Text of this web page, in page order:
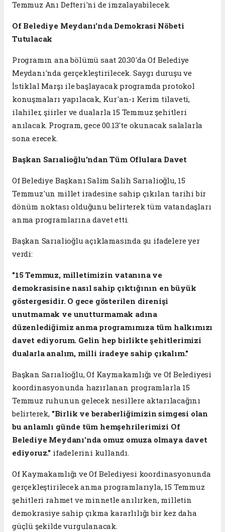
Temmuz Anı Defteri'ni de imzalayabilecek.
Of Belediye Meydanı'nda Demokrasi Nöbeti
Tutulacak
Programın ana bölümü saat 20.30'da Of Belediye
Meydanı'nda gerçekleştirilecek. Saygı duruşu ve
İstiklal Marşı ile başlayacak programda protokol
konuşmaları yapılacak, Kur'an-ı Kerim tilaveti,
ilahiler, şiirler ve dualarla 15 Temmuz şehitleri
anılacak. Program, gece 00.13'te okunacak salalarla
sona erecek.
Başkan Sarıalioğlu'ndan Tüm Oflulara Davet
Of Belediye Başkanı Salim Salih Sarıalioğlu, 15
Temmuz'un millet iradesine sahip çıkılan tarihi bir
dönüm noktası olduğunu belirterek tüm vatandaşları
anma programlarına davet etti.
Başkan Sarıalioğlu açıklamasında şu ifadelere yer
verdi:
"15 Temmuz, milletimizin vatanına ve
demokrasisine nasıl sahip çıktığının en büyük
göstergesidir. O gece gösterilen direnişi
unutmamak ve unutturmamak adına
düzenlediğimiz anma programımıza tüm halkımızı
davet ediyorum. Gelin hep birlikte şehitlerimizi
dualarla analım, milli iradeye sahip çıkalım."
Başkan Sarıalioğlu, Of Kaymakamlığı ve Of Belediyesi
koordinasyonunda hazırlanan programlarla 15
Temmuz ruhunun gelecek nesillere aktarılacağını
belirterek, "Birlik ve beraberliğimizin simgesi olan
bu anlamlı günde tüm hemşehrilerimizi Of
Belediye Meydanı'nda omuz omuza olmaya davet
ediyoruz." ifadelerini kullandı.
Of Kaymakamlığı ve Of Belediyesi koordinasyonunda
gerçekleştirilecek anma programlarıyla, 15 Temmuz
şehitleri rahmet ve minnetle anılırken, milletin
demokrasiye sahip çıkma kararlılığı bir kez daha
güçlü şekilde vurgulanacak.